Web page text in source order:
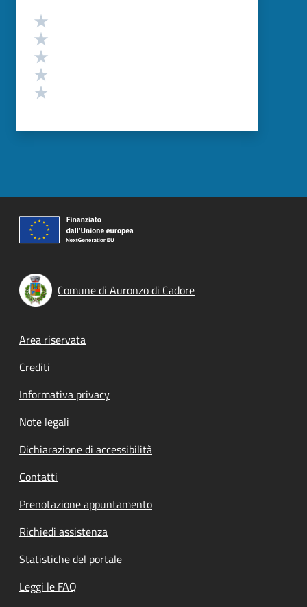
Valutazione
Comune di Auronzo di Cadore
Footer menu
Area riservata
Crediti
Informativa privacy
Note legali
Dichiarazione di accessibilità
Contatti
Prenotazione appuntamento
Richiedi assistenza
Statistiche del portale
Leggi le FAQ